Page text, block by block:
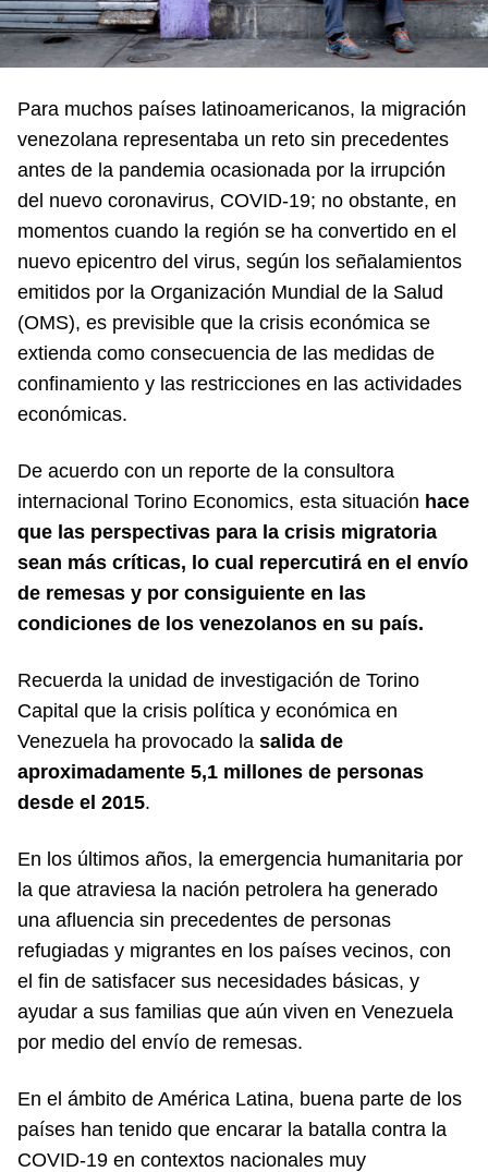
Para muchos países latinoamericanos, la migración
venezolana representaba un reto sin precedentes
antes de la pandemia ocasionada por la irrupción
del nuevo coronavirus, COVID-19; no obstante, en
momentos cuando la región se ha convertido en el
nuevo epicentro del virus, según los señalamientos
emitidos por la Organización Mundial de la Salud
(OMS), es previsible que la crisis económica se
extienda como consecuencia de las medidas de
confinamiento y las restricciones en las actividades
económicas.
De acuerdo con un reporte de la consultora
internacional Torino Economics, esta situación hace
que las perspectivas para la crisis migratoria
sean más críticas, lo cual repercutirá en el envío
de remesas y por consiguiente en las
condiciones de los venezolanos en su país.
Recuerda la unidad de investigación de Torino
Capital que la crisis política y económica en
Venezuela ha provocado la salida de
aproximadamente 5,1 millones de personas
desde el 2015.
En los últimos años, la emergencia humanitaria por
la que atraviesa la nación petrolera ha generado
una afluencia sin precedentes de personas
refugiadas y migrantes en los países vecinos, con
el fin de satisfacer sus necesidades básicas, y
ayudar a sus familias que aún viven en Venezuela
por medio del envío de remesas.
En el ámbito de América Latina, buena parte de los
países han tenido que encarar la batalla contra la
COVID-19 en contextos nacionales muy